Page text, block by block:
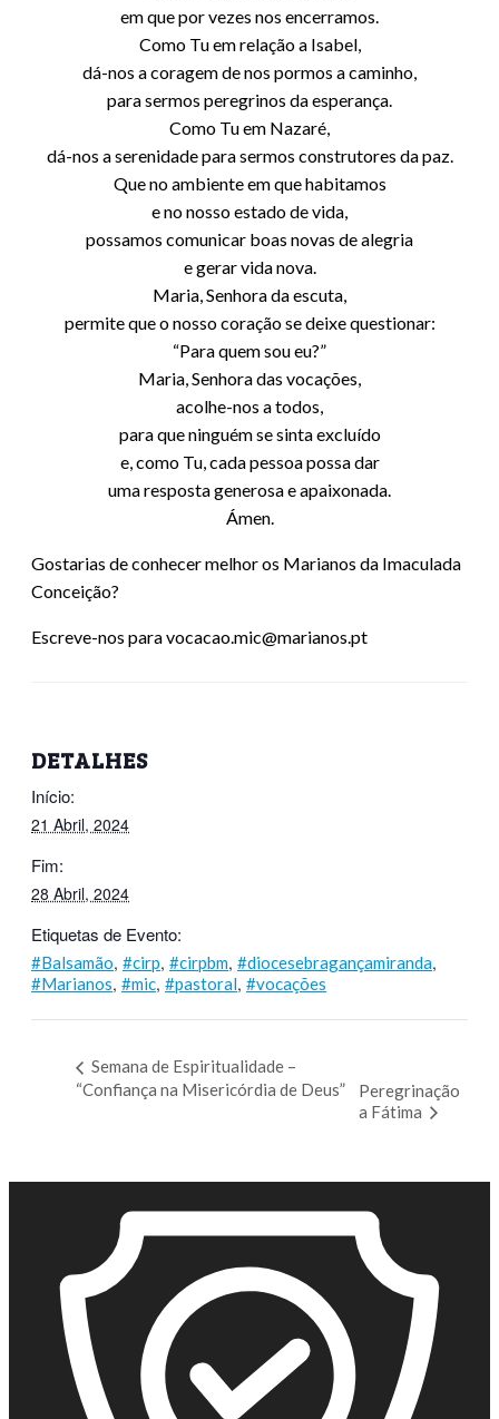
em que por vezes nos encerramos.
Como Tu em relação a Isabel,
dá-nos a coragem de nos pormos a caminho,
para sermos peregrinos da esperança.
Como Tu em Nazaré,
dá-nos a serenidade para sermos construtores da paz.
Que no ambiente em que habitamos
e no nosso estado de vida,
possamos comunicar boas novas de alegria
e gerar vida nova.
Maria, Senhora da escuta,
permite que o nosso coração se deixe questionar:
“Para quem sou eu?”
Maria, Senhora das vocações,
acolhe-nos a todos,
para que ninguém se sinta excluído
e, como Tu, cada pessoa possa dar
uma resposta generosa e apaixonada.
Ámen.
Gostarias de conhecer melhor os Marianos da Imaculada
Conceição?
Escreve-nos para vocacao.mic@marianos.pt
DETALHES
Início:
21 Abril, 2024
Fim:
28 Abril, 2024
Etiquetas de Evento:
#Balsamão, #cirp, #cirpbm, #diocesebragançamiranda,
#Marianos, #mic, #pastoral, #vocações
Semana de Espiritualidade –
“Confiança na Misericórdia de Deus”
Peregrinação
a Fátima